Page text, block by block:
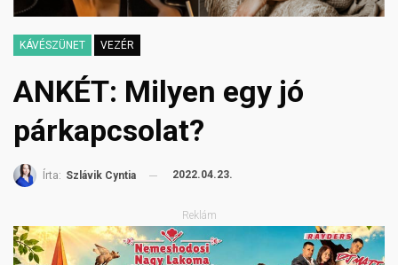
KÁVÉSZÜNET VEZÉR
ANKÉT: Milyen egy jó
párkapcsolat?
Írta: Szlávik Cyntia 2022.04.23.
Reklám